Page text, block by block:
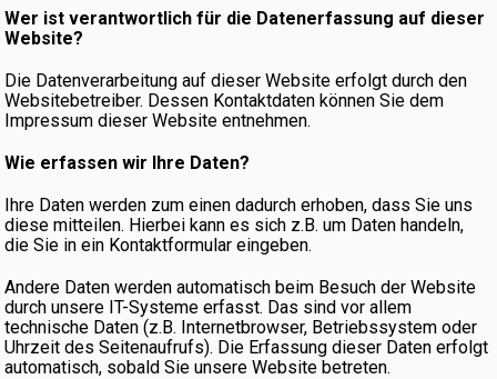
Wer ist verantwortlich für die Datenerfassung auf dieser
Website?
Die Datenverarbeitung auf dieser Website erfolgt durch den
Websitebetreiber. Dessen Kontaktdaten können Sie dem
Impressum dieser Website entnehmen.
Wie erfassen wir Ihre Daten?
Ihre Daten werden zum einen dadurch erhoben, dass Sie uns
diese mitteilen. Hierbei kann es sich z.B. um Daten handeln,
die Sie in ein Kontaktformular eingeben.
Andere Daten werden automatisch beim Besuch der Website
durch unsere IT-Systeme erfasst. Das sind vor allem
technische Daten (z.B. Internetbrowser, Betriebssystem oder
Uhrzeit des Seitenaufrufs). Die Erfassung dieser Daten erfolgt
automatisch, sobald Sie unsere Website betreten.